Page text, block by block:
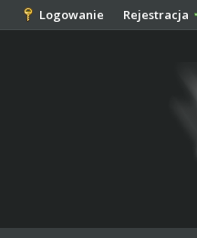
Logowanie Rejestracja